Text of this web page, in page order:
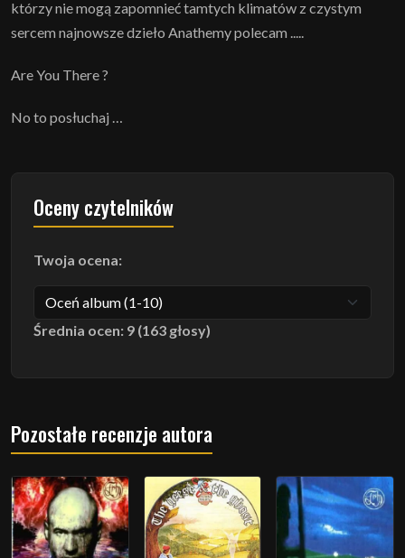
którzy nie mogą zapomnieć tamtych klimatów z czystym
sercem najnowsze dzieło Anathemy polecam .....
Are You There ?
No to posłuchaj …
Oceny czytelników
Twoja ocena:
Średnia ocen: 9 (163 głosy)
Pozostałe recenzje autora